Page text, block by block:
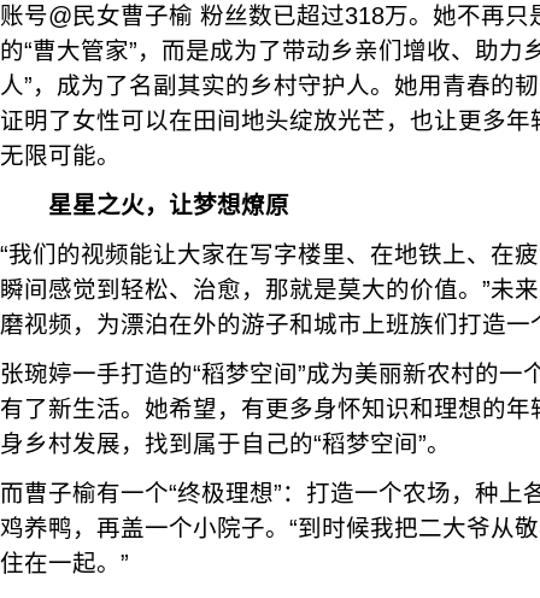
账号@民女曹子榆 粉丝数已超过318万。她不再只
的“曹大管家”，而是成为了带动乡亲们增收、助力
人”，成为了名副其实的乡村守护人。她用青春的
证明了女性可以在田间地头绽放光芒，也让更多
无限可能。
星星之火，让梦想燎原
“我们的视频能让大家在写字楼里、在地铁上、在
瞬间感觉到轻松、治愈，那就是莫大的价值。”未
磨视频，为漂泊在外的游子和城市上班族们打造一
张琬婷一手打造的“稻梦空间”成为美丽新农村的一
有了新生活。她希望，有更多身怀知识和理想的
身乡村发展，找到属于自己的“稻梦空间”。
而曹子榆有一个“终极理想”：打造一个农场，种上
鸡养鸭，再盖一个小院子。“到时候我把二大爷从
住在一起。”